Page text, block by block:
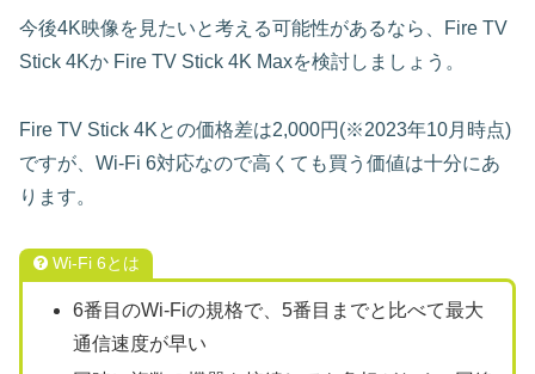
今後4K映像を見たいと考える可能性があるなら、Fire TV
Stick 4Kか Fire TV Stick 4K Maxを検討しましょう。
Fire TV Stick 4Kとの価格差は2,000円(※2023年10月時点)
ですが、Wi-Fi 6対応なので高くても買う価値は十分にあ
ります。
Wi-Fi 6とは
6番目のWi-Fiの規格で、5番目までと比べて最大
通信速度が早い